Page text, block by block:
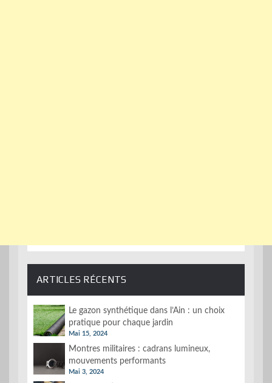
ARTICLES RÉCENTS
Le gazon synthétique dans l’Ain : un choix
pratique pour chaque jardin
Mai 15, 2024
Montres militaires : cadrans lumineux,
mouvements performants
Mai 3, 2024